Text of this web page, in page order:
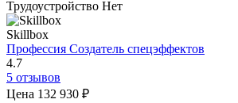
Трудоустройство Нет
Skillbox
Профессия Создатель спецэффектов
4.7
5 отзывов
Цена 132 930 ₽